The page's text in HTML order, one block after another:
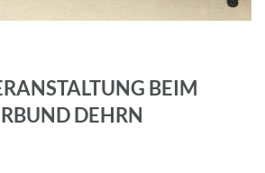
BEIM
DEHRN